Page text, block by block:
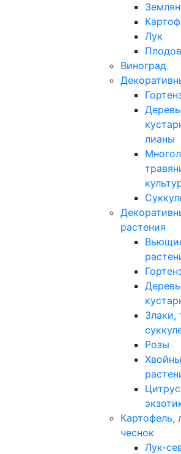
Лук
Виноград
лианы
растения
Злаки,
Розы
Картофель,
чеснок
Лук-